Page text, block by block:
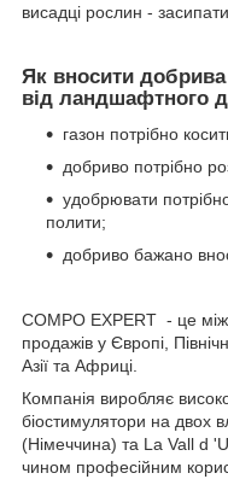
висадці рослин -
Як вносити
від ландшафтного
газон потрібно
добриво потрібно
удобрювати
полити;
добриво бажано
COMPO EXPERT - це
продажів у Європі,
Азії та Африці.
Компанія виробляє
біостимулятори на двох
(Німеччина) та La Vall d
чином професійним